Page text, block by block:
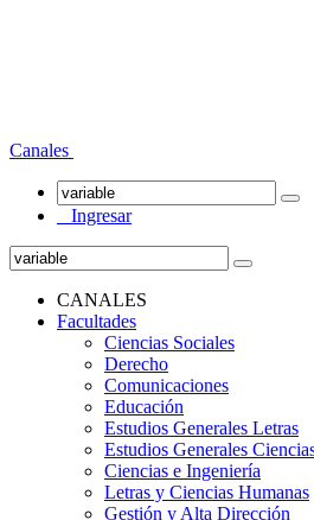
Canales
Ingresar
CANALES
Facultades
Ciencias Sociales
Derecho
Comunicaciones
Educación
Estudios Generales Letras
Estudios Generales
Ciencias e Ingeniería
Letras y Ciencias Humanas
Gestión y Alta Dirección